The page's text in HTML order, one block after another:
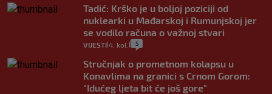
Tadić: Krško je u boljoj poziciji od
nuklearki u Mađarskoj i Rumunjskoj jer
se vodilo računa o važnoj stvari
VIJESTI 4. kol. 5
Stručnjak o prometnom kolapsu u
Konavlima na granici s Crnom Gorom:
"Idućeg ljeta bit će još gore"